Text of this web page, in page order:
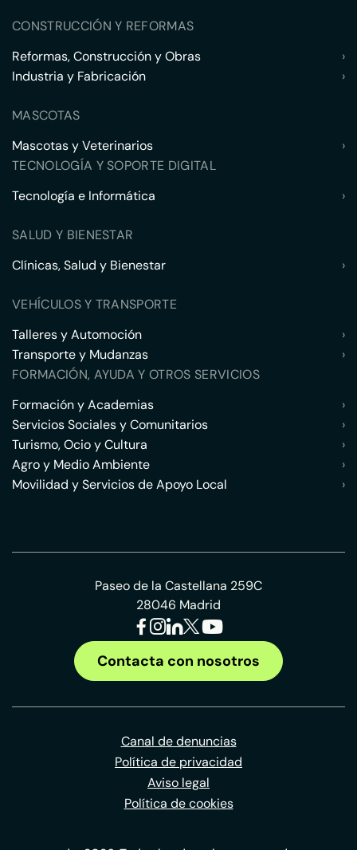
CONSTRUCCIÓN Y REFORMAS
Reformas, Construcción y Obras
›
Industria y Fabricación
›
MASCOTAS
Mascotas y Veterinarios
›
TECNOLOGÍA Y SOPORTE DIGITAL
Tecnología e Informática
›
SALUD Y BIENESTAR
Clínicas, Salud y Bienestar
›
VEHÍCULOS Y TRANSPORTE
Talleres y Automoción
›
Transporte y Mudanzas
›
FORMACIÓN, AYUDA Y OTROS SERVICIOS
Formación y Academias
›
Servicios Sociales y Comunitarios
›
Turismo, Ocio y Cultura
›
Agro y Medio Ambiente
›
Movilidad y Servicios de Apoyo Local
›
Paseo de la Castellana 259C
28046 Madrid
Contacta con nosotros
Canal de denuncias
Política de privacidad
Aviso legal
Política de cookies